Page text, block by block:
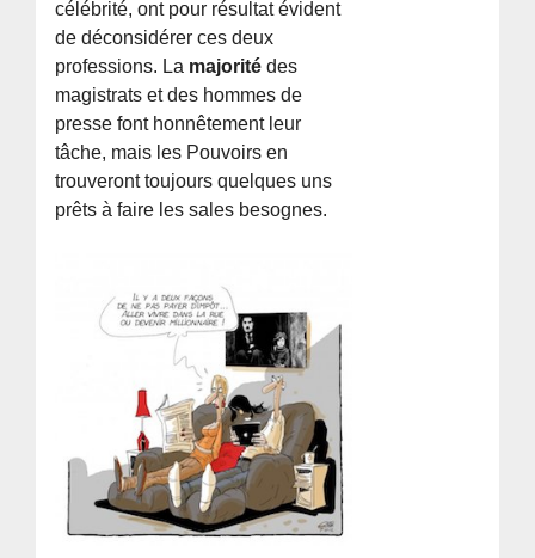
célébrité, ont pour résultat évident
de déconsidérer ces deux
professions. La majoritédes
magistrats et des hommes de
presse font honnêtement leur
tâche, mais les Pouvoirs en
trouveront toujours quelques uns
prêts à faire les sales besognes.